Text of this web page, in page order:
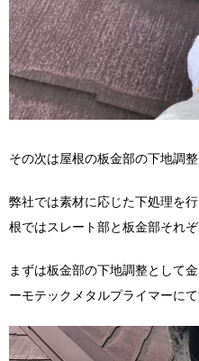
その次は屋根の板金部の下地調整
弊社では素材に応じた下処理を
根ではスレート部と板金部それ
まずは板金部の下地調整として
ーモテックメタルプライマーに